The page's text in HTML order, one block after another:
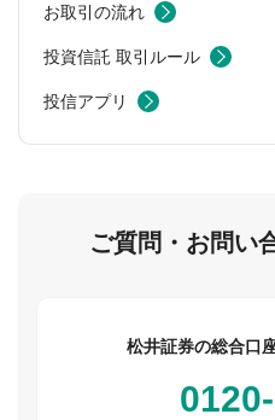
お取引の流れ
投資信託 取引ルール
投信アプリ
ご質問・お問い
松井証券の総合口